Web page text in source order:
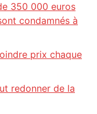
350 000 euros
condamnés à
prix chaque
redonner de la